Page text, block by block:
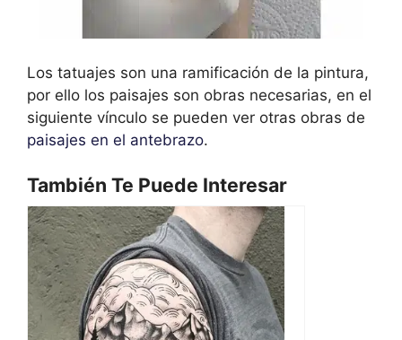
Los tatuajes son una ramificación de la pintura,
por ello los paisajes son obras necesarias, en el
siguiente vínculo se pueden ver otras obras de
paisajes en el antebrazo.
También Te Puede Interesar